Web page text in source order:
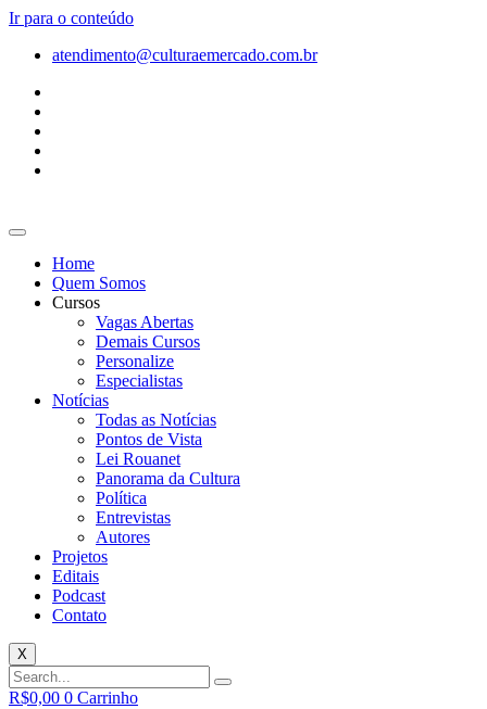
Ir para o conteúdo
atendimento@culturaemercado.com.br
Home
Quem Somos
Cursos
Vagas Abertas
Demais Cursos
Personalize
Especialistas
Notícias
Todas as Notícias
Pontos de Vista
Lei Rouanet
Panorama da Cultura
Política
Entrevistas
Autores
Projetos
Editais
Podcast
Contato
X
R$0,00 0 Carrinho